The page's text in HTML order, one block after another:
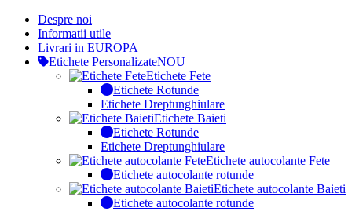
Despre noi
Informatii utile
Livrari in EUROPA
Etichete PersonalizateNOU
Etichete Fete
Etichete Rotunde
Etichete Dreptunghiulare
Etichete Baieti
Etichete Rotunde
Etichete Dreptunghiulare
Etichete autocolante Fete
Etichete autocolante rotunde
Etichete autocolante Baieti
Etichete autocolante rotunde